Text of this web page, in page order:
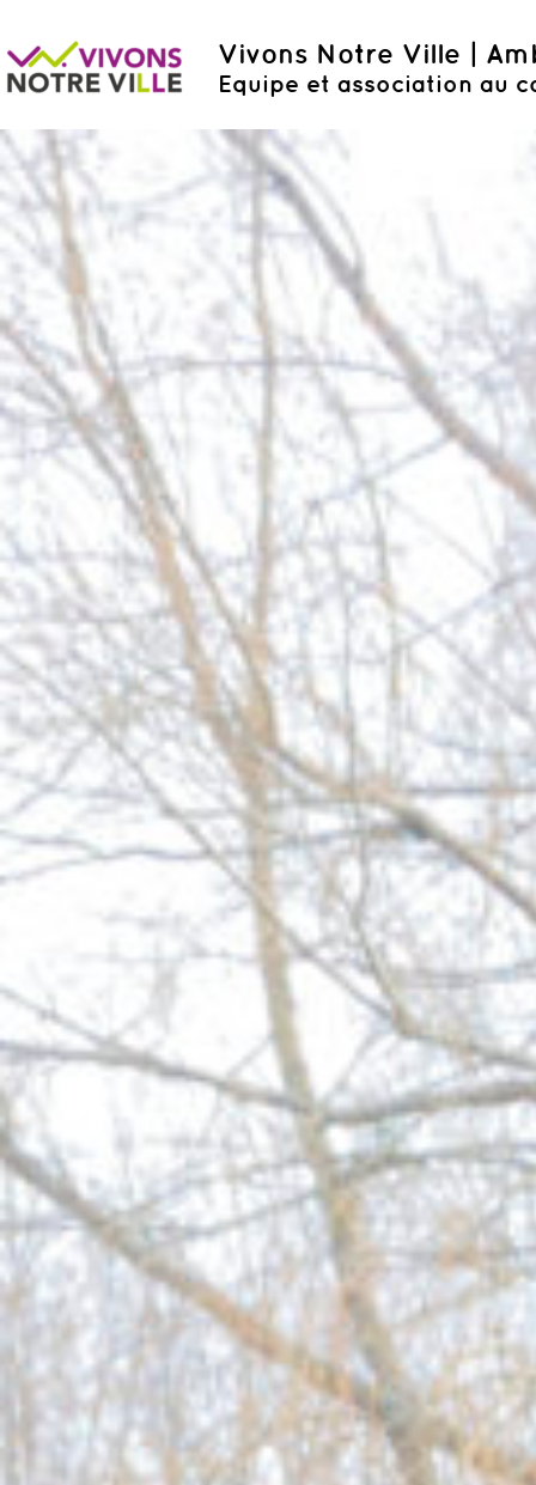
Vivons Notre Ville |
Equipe et association au